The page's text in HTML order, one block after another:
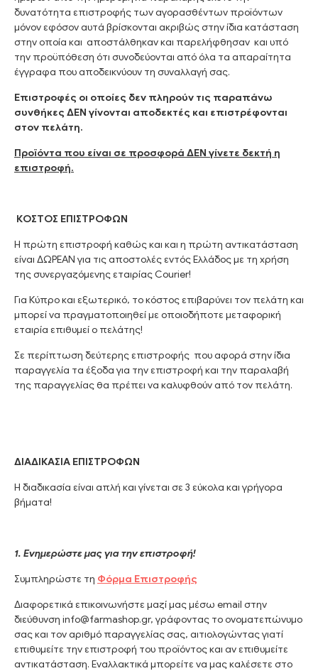
δυνατότητα επιστροφής των αγορασθέντων προϊόντων
μόνον εφόσον αυτά βρίσκονται ακριβώς στην ίδια κατάσταση
στην οποία και αποστάλθηκαν και παρελήφθησαν και υπό
την προϋπόθεση ότι συνοδεύονται από όλα τα απαραίτητα
έγγραφα που αποδεικνύουν τη συναλλαγή σας.
Επιστροφές οι οποίες δεν πληρούν τις παραπάνω
συνθήκες ΔΕΝ γίνονται αποδεκτές και επιστρέφονται
στον πελάτη.
Προϊόντα που είναι σε προσφορά ΔΕΝ γίνετε δεκτή η
επιστροφή.
ΚΟΣΤΟΣ ΕΠΙΣΤΡΟΦΩΝ
Η πρώτη επιστροφή καθώς και και η πρώτη αντικατάσταση
είναι ΔΩΡΕΑΝ για τις αποστολές εντός Ελλάδος με τη χρήση
της συνεργαζόμενης εταιρίας Courier!
Για Κύπρο και εξωτερικό, το κόστος επιβαρύνει τον πελάτη και
μπορεί να πραγματοποιηθεί με οποιοδήποτε μεταφορική
εταιρία επιθυμεί ο πελάτης!
Σε περίπτωση δεύτερης επιστροφής που αφορά στην ίδια
παραγγελία τα έξοδα για την επιστροφή και την παραλαβή
της παραγγελίας θα πρέπει να καλυφθούν από τον πελάτη.
ΔΙΑΔΙΚΑΣΙΑ ΕΠΙΣΤΡΟΦΩΝ
Η διαδικασία είναι απλή και γίνεται σε 3 εύκολα και γρήγορα
βήματα!
1. Ενημερώστε μας για την επιστροφή!
Συμπληρώστε τη Φόρμα Επιστροφής
Διαφορετικά επικοινωνήστε μαζί μας μέσω email στην
διεύθυνση info@farmashop.gr, γράφοντας το ονοματεπώνυμο
σας και τον αριθμό παραγγελίας σας, αιτιολογώντας γιατί
επιθυμείτε την επιστροφή του προϊόντος και αν επιθυμείτε
αντικατάσταση. Εναλλακτικά μπορείτε να μας καλέσετε στο